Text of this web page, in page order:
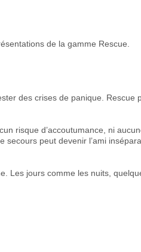
de la gamme Rescue.
des crises de panique. Rescue
risque d’accoutumance, ni
peut devenir l’ami
Les jours comme les nuits,